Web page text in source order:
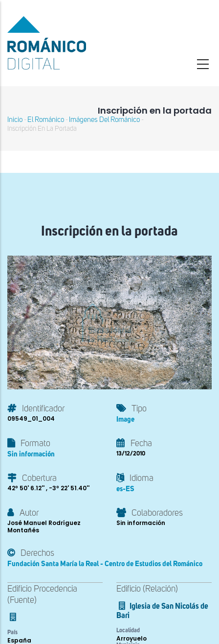
contenido
principal
Inscripción en la portada
Sobrescribir
ayuda
Inicio - El Románico - Imágenes Del Románico -
Inscripción En La Portada
Inscripción en la portada
Identificador
09549_01_004
Tipo
Image
Formato
Sin información
Fecha
13/12/2010
Cobertura
42º 50' 6.12'' , -3º 22' 51.40''
Idioma
es-ES
Autor
José Manuel Rodríguez
Montañés
Colaboradores
Sin información
Derechos
Fundación Santa María la Real - Centro de Estudios del Románico
Edificio Procedencia
(Fuente)
País
España
Edificio (Relación)
Iglesia de San Nicolás de
Bari
Localidad
Arroyuelo